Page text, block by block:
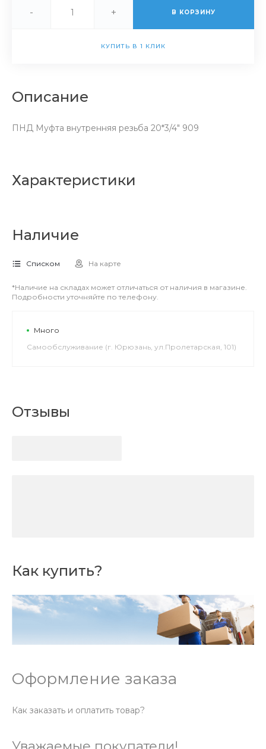
- + В КОРЗИНУ
КУПИТЬ В 1 КЛИК
Описание
ПНД Муфта внутренняя резьба 20*3/4" 909
Характеристики
Наличие
Списком На карте
*Наличие на складах может отличаться от наличия в магазине.
Подробности уточняйте по телефону.
Много
Самообслуживание (г. Юрюзань, ул.Пролетарская, 101)
Отзывы
Как купить?
Оформление заказа
Как заказать и оплатить товар?